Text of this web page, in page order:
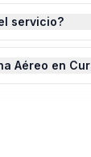
servicio?
Aéreo en